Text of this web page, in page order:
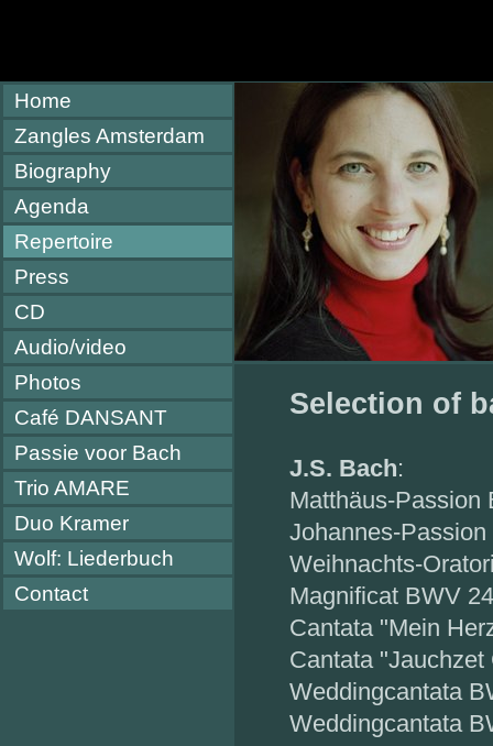
Home
Zangles Amsterdam
Biography
Agenda
Repertoire
Press
CD
Audio/video
Photos
Café DANSANT
Passie voor Bach
Trio AMARE
Duo Kramer
Wolf: Liederbuch
Contact
Selection of
J.S. Bach:
Matthäus-Passion
Johannes-
Weihnachts-
Magnificat BWV
Cantata "Mein
Cantata
Weddingcantata
Weddingcantata